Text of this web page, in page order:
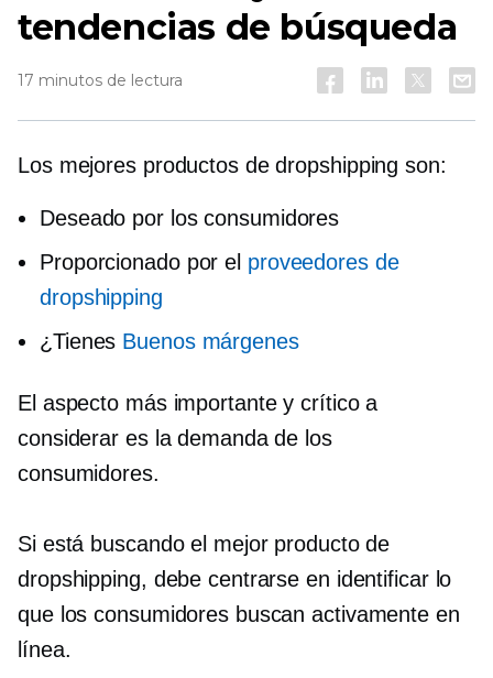
tendencias de búsqueda
17 minutos de lectura
Los mejores productos de dropshipping son:
Deseado por los consumidores
Proporcionado por el proveedores de
dropshipping
¿Tienes Buenos márgenes
El aspecto más importante y crítico a
considerar es la demanda de los
consumidores.
Si está buscando el mejor producto de
dropshipping, debe centrarse en identificar lo
que los consumidores buscan activamente en
línea.